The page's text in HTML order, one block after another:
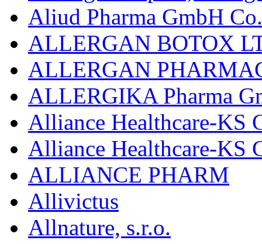
Aliud Pharma GmbH
ALLERGAN BOTOX
ALLERGAN
ALLERGIKA Pharma
Alliance Healthcare-KS
Alliance Healthcare-KS
ALLIANCE PHARM
Allivictus
Allnature, s.r.o.